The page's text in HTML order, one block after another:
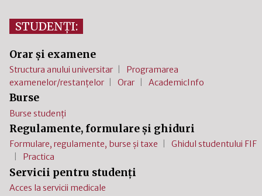
STUDENȚI:
Orar și examene
Structura anului universitar
Programarea
examenelor/restanțelor
Orar AcademicInfo
Burse
Burse studenți
Regulamente, formulare și ghiduri
Formulare, regulamente, burse și taxe
Ghidul studentului FIF
Practica
Servicii pentru studenți
Acces la servicii medicale